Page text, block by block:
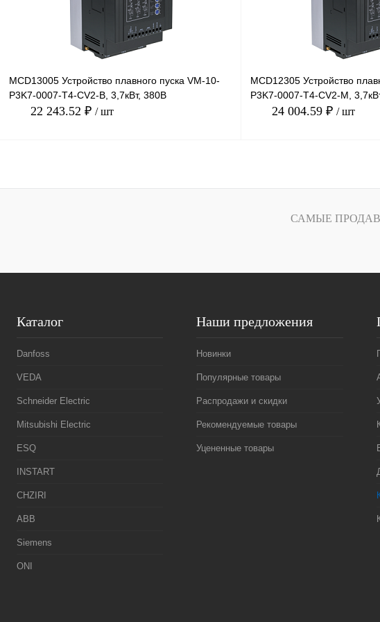
MCD13005 Устройство плавного пуска VM-10-
P3K7-0007-T4-CV2-B, 3,7кВт, 380В
22 243.52 ₽ / шт
MCD12305 Устройство
P3K7-0007-T4-CV2-M,
24 004.59 ₽ / шт
САМЫЕ
Каталог
Danfoss
VEDA
Schneider Electric
Mitsubishi Electric
ESQ
INSTART
CHZIRI
ABB
Siemens
ONI
Наши предложения
Новинки
Популярные товары
Распродажи и скидки
Рекомендуемые товары
Уцененные товары